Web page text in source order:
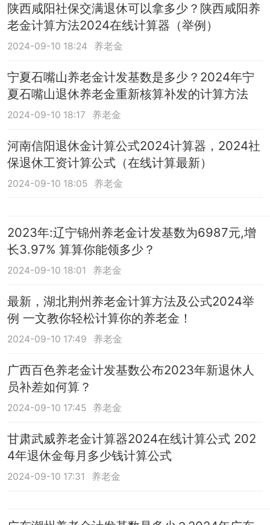
陕西咸阳社保交满退休可以拿多少？陕西咸阳养
老金计算方法2024在线计算器（举例）
2024-09-10 18:24 养老金
宁夏石嘴山养老金计发基数是多少？2024年宁
夏石嘴山退休养老金重新核算补发的计算方法
2024-09-10 18:17 养老金
河南信阳退休金计算公式2024计算器，2024社
保退休工资计算公式（在线计算最新）
2024-09-10 18:05 养老金
2023年:辽宁锦州养老金计发基数为6987元,增
长3.97% 算算你能领多少？
2024-09-10 18:01 养老金
最新，湖北荆州养老金计算方法及公式2024举
例 一文教你轻松计算你的养老金！
2024-09-10 17:49 养老金
广西百色养老金计发基数公布2023年新退休人
员补差如何算？
2024-09-10 17:45 养老金
甘肃武威养老金计算器2024在线计算公式 202
4年退休金每月多少钱计算公式
2024-09-10 17:31 养老金